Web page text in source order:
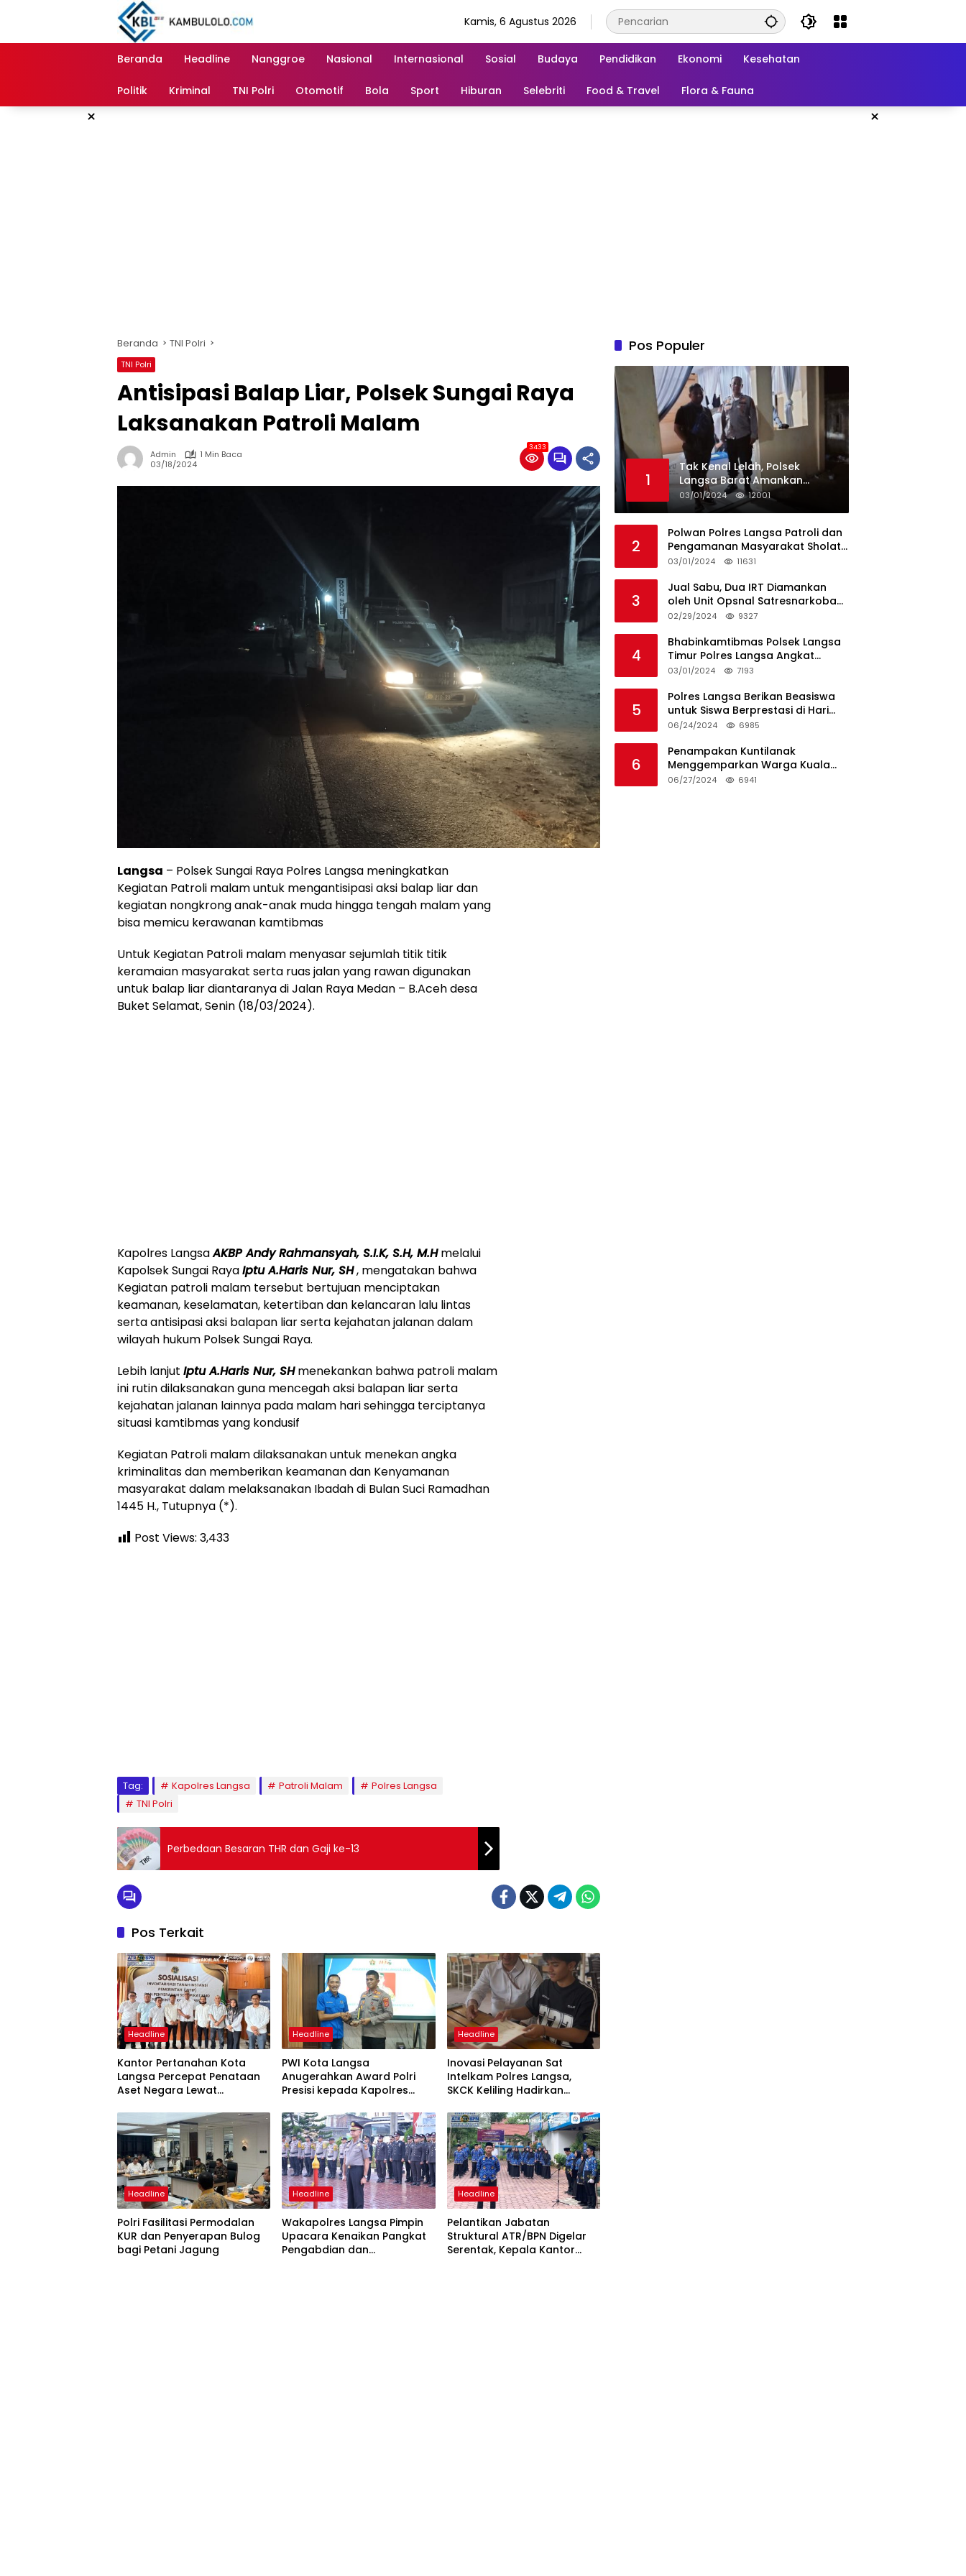
Kamis, 6 Agustus 2026
Beranda Headline Nanggroe Nasional Internasional Sosial Budaya Pendidikan Ekonomi Kesehatan
Politik Kriminal TNI Polri Otomotif Bola Sport Hiburan Selebriti Food & Travel Flora & Fauna
× ×
Beranda TNI Polri
TNI Polri
Antisipasi Balap Liar, Polsek Sungai Raya
Laksanakan Patroli Malam
Admin
1 Min Baca
03/18/2024
3433
Langsa – Polsek Sungai Raya Polres Langsa meningkatkan
Kegiatan Patroli malam untuk mengantisipasi aksi balap liar dan
kegiatan nongkrong anak-anak muda hingga tengah malam yang
bisa memicu kerawanan kamtibmas
Untuk Kegiatan Patroli malam menyasar sejumlah titik titik
keramaian masyarakat serta ruas jalan yang rawan digunakan
untuk balap liar diantaranya di Jalan Raya Medan – B.Aceh desa
Buket Selamat, Senin (18/03/2024).
Kapolres LangsaAKBP Andy Rahmansyah, S.I.K, S.H, M.Hmelalui
Kapolsek Sungai RayaIptu A.Haris Nur, SH, mengatakan bahwa
Kegiatan patroli malam tersebut bertujuan menciptakan
keamanan, keselamatan, ketertiban dan kelancaran lalu lintas
serta antisipasi aksi balapan liar serta kejahatan jalanan dalam
wilayah hukum Polsek Sungai Raya.
Lebih lanjut Iptu A.Haris Nur, SHmenekankan bahwa patroli malam
ini rutin dilaksanakan guna mencegah aksi balapan liar serta
kejahatan jalanan lainnya pada malam hari sehingga terciptanya
situasi kamtibmas yang kondusif
Kegiatan Patroli malam dilaksanakan untuk menekan angka
kriminalitas dan memberikan keamanan dan Kenyamanan
masyarakat dalam melaksanakan Ibadah di Bulan Suci Ramadhan
1445 H., Tutupnya (*).
Post Views: 3,433
Tag: Kapolres Langsa Patroli Malam
Polres Langsa
TNI Polri
Perbedaan Besaran THR dan Gaji ke-13
Pos Terkait
Headline
Kantor Pertanahan Kota
Langsa Percepat Penataan
Aset Negara Lewat
Headline
PWI Kota Langsa
Anugerahkan Award Polri
Presisi kepada Kapolres
Headline
Inovasi Pelayanan Sat
Intelkam Polres Langsa,
SKCK Keliling Hadirkan
dan Humanis
Headline
Polri Fasilitasi Permodalan
KUR dan Penyerapan Bulog
bagi Petani Jagung
Headline
Wakapolres Langsa Pimpin
Upacara Kenaikan Pangkat
Pengabdian dan
Headline
Pelantikan Jabatan
Struktural ATR/BPN Digelar
Serentak, Kepala Kantor
Pos Populer
1
Tak Kenal Lelah, Polsek
Langsa Barat Amankan
Rekapitulasi Selama12 Hari di
Kecamatan Baro
03/01/2024 12001
2
Polwan Polres Langsa Patroli dan
Pengamanan Masyarakat Sholat
Jumat
03/01/2024 11631
3
Jual Sabu, Dua IRT Diamankan
oleh Unit Opsnal Satresnarkoba
Polres Langsa
02/29/2024 9327
4
Bhabinkamtibmas Polsek Langsa
Timur Polres Langsa Angkat
Kerenda Bantu Prosesi
03/01/2024 7193
5
Polres Langsa Berikan Beasiswa
untuk Siswa Berprestasi di Hari
Bhayangkara ke-78
06/24/2024 6985
6
Penampakan Kuntilanak
Menggemparkan Warga Kuala
Langsa dan Btn Sungai Pauh
06/27/2024 6941